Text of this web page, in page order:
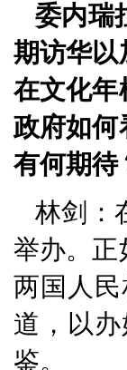
委内瑞
期访华以
在文化年
政府如何
有何期待
林剑：
举办。正
两国人
道，以
鉴。